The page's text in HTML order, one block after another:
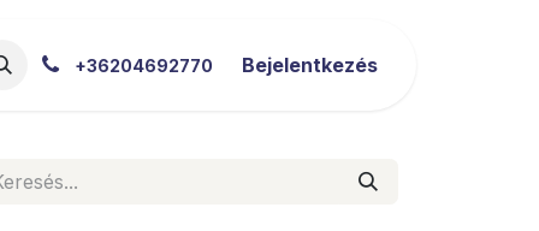
Blog Letöltések
+36204692770 Bejelentkezés